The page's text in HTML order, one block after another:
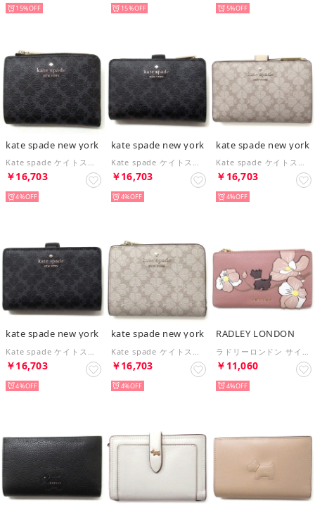
15% 15% 5%
kate spade new york
Kate spade ケイトスペード 財布 SPADE FLOWER スモール Lジップ ウォレット 二つ折り財布 KN768 001 （ブラック）
￥16,703
4%
kate spade new york
Kate spade ケイトスペード 財布 SPADE FLOWER ミディアム コンパクト バイフォールド ウォレット 二つ折り財布 KN756 001 （ブラック）
￥16,703
4%
kate spade new york
Kate spade ケイトスペード 財布 SPADE FLOWER ミディアム コンパクト バイフォールド ウォレット 二つ折り財布 KN756 250 （ダークベージュ）
￥16,703
4%
kate spade new york
￥16,703
4%
kate spade new york
￥16,703
4%
RADLEY LONDON
￥11,060
4%